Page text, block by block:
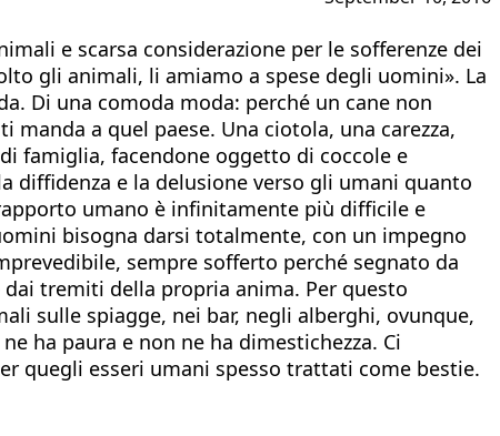
e scarsa considerazione per le sofferenze dei
gli animali, li amiamo a spese degli uomini». La
Di una comoda moda: perché un cane non
a quel paese. Una ciotola, una carezza,
famiglia, facendone oggetto di coccole e
diffidenza e la delusione verso gli umani quanto
umano è infinitamente più difficile e
bisogna darsi totalmente, con un impegno
sempre sofferto perché segnato da
tremiti della propria anima. Per questo
sulle spiagge, nei bar, negli alberghi, ovunque,
ha paura e non ne ha dimestichezza. Ci
quegli esseri umani spesso trattati come bestie.